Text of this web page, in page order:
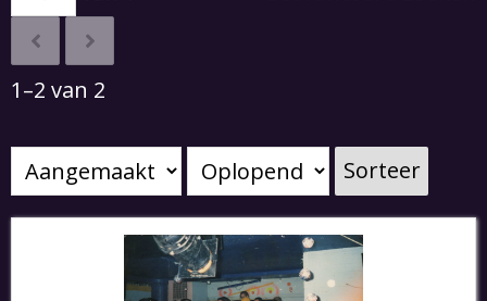
1–2 van 2
Sorteer